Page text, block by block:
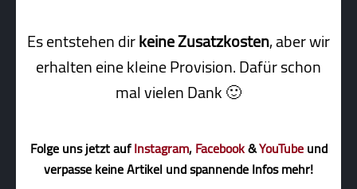
Es entstehen dirkeine Zusatzkosten, aber wir
erhalten eine kleine Pro­vi­sion. Dafür schon
mal vielen Dank 🙂
Folge uns jetzt aufInstagram,Facebook&YouTubeund
verpasse keine Artikel und spannende Infos mehr!